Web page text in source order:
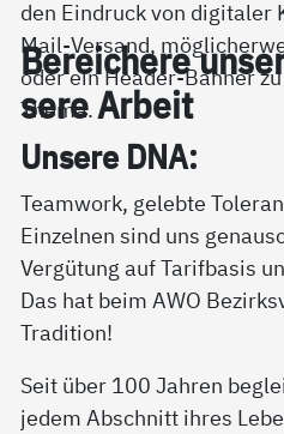
Be­rei­che­re
se­re Ar­beit
Un­se­re DNA:
Teamwork, gelebte
Einzelnen sind uns
Vergütung auf Tarifbasis
Das hat beim AWO
Tradition!
Seit über 100 Jahren
jedem Abschnitt ihres